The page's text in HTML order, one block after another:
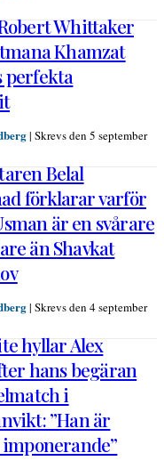
Whittaker
Khamzat
perfekta
| Skrevs den 5 september
Belal
förklarar varför
är en svårare
än Shavkat
| Skrevs den 4 september
hyllar Alex
hans begäran
i
”Han är